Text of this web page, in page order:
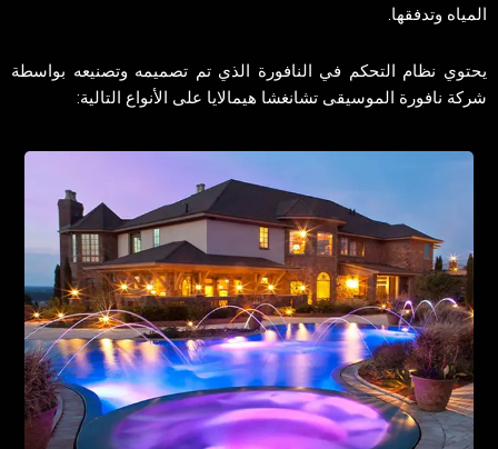
المياه وتدفقها.
يحتوي نظام التحكم في النافورة الذي تم تصميمه وتصنيعه بواسطة
شركة نافورة الموسيقى تشانغشا هيمالايا على الأنواع التالية: